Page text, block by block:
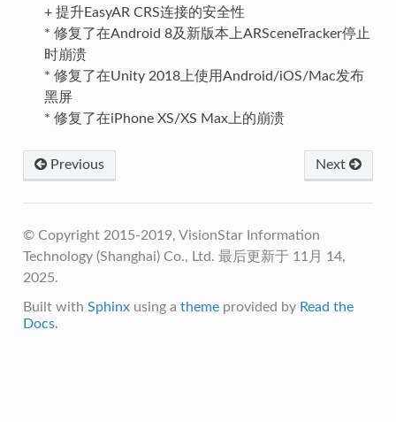
+ 提升EasyAR CRS连接的安全性
* 修复了在Android 8及新版本上ARSceneTracker停止
时崩溃
* 修复了在Unity 2018上使用Android/iOS/Mac发布
黑屏
* 修复了在iPhone XS/XS Max上的崩溃
Next
Previous
© Copyright 2015-2019, VisionStar Information
Technology (Shanghai) Co., Ltd. 最后更新于 11月 14,
2025.
Built with Sphinxusing a themeprovided by Read the
Docs.